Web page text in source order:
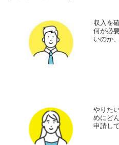
収入を
何が必
いのか
やりた
めにど
申請し